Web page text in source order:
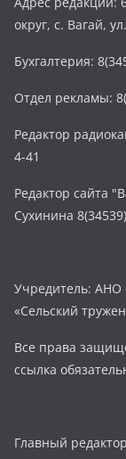
округ, с. Вагай,
Бухгалтерия:
Отдел рекламы:
Редактор
4-41
Редактор сайта
Сухинина
Учредитель: АНО
«Сельский
Все права
ссылка
Главный